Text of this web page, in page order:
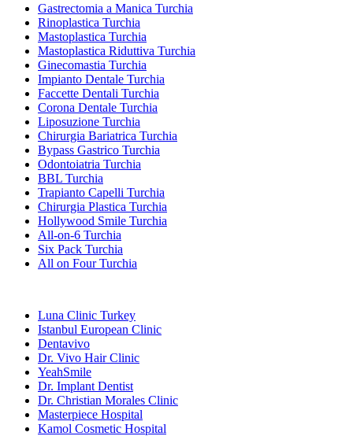
Gastrectomia a Manica Turchia
Rinoplastica Turchia
Mastoplastica Turchia
Mastoplastica Riduttiva Turchia
Ginecomastia Turchia
Impianto Dentale Turchia
Faccette Dentali Turchia
Corona Dentale Turchia
Liposuzione Turchia
Chirurgia Bariatrica Turchia
Bypass Gastrico Turchia
Odontoiatria Turchia
BBL Turchia
Trapianto Capelli Turchia
Chirurgia Plastica Turchia
Hollywood Smile Turchia
All-on-6 Turchia
Six Pack Turchia
All on Four Turchia
Luna Clinic Turkey
Istanbul European Clinic
Dentavivo
Dr. Vivo Hair Clinic
YeahSmile
Dr. Implant Dentist
Dr. Christian Morales Clinic
Masterpiece Hospital
Kamol Cosmetic Hospital